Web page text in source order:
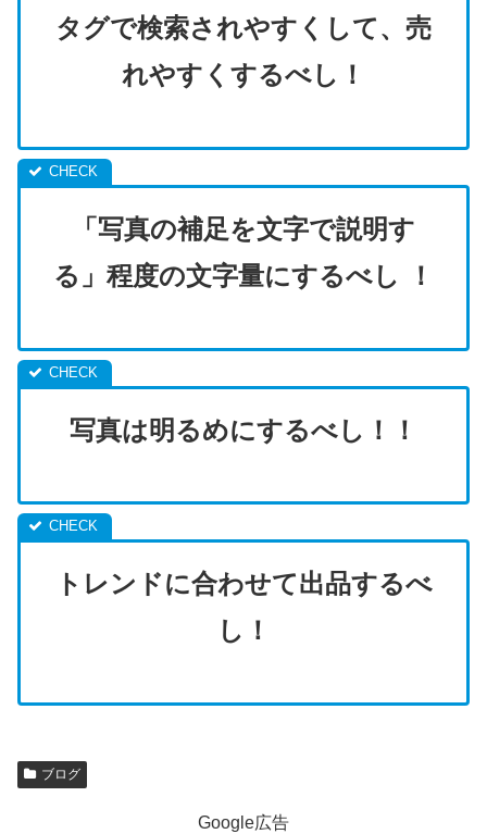
タグで検索されやすくして、売
れやすくするべし！
「写真の補足を文字で説明す
る」程度の文字量にするべし ！
写真は明るめにするべし！！
トレンドに合わせて出品するべ
し！
ブログ
Google広告